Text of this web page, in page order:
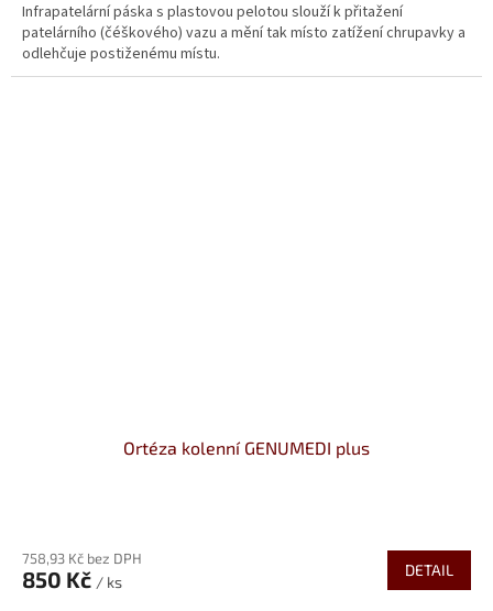
z
5
hvězdiček.
Infrapatelární páska s plastovou pelotou slouží k přitažení
patelárního (čéškového) vazu a mění tak místo zatížení chrupavky a
odlehčuje postiženému místu.
Ortéza kolenní GENUMEDI plus
produktu
je
758,93 Kč bez DPH
850 Kč / ks
DETAIL